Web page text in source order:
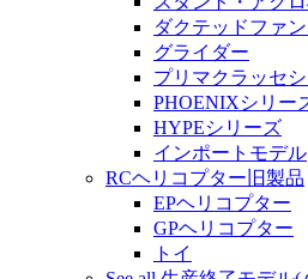
ダクテッドファ
グライダー
プリマクラッセ
PHOENIXシリー
HYPEシリーズ
インポートモデル
RCヘリコプター旧製品
EPヘリコプター
GPヘリコプター
トイ